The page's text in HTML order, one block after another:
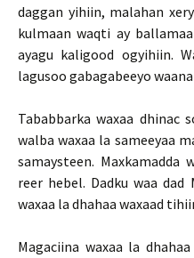
daggan yihiin, malahan
kulmaan waqti ay
ayagu kaligood ogyihiin.
lagusoo gabagabeeyo
Tababbarka waxaa dhinac
walba waxaa la sameeyaa
samaysteen. Maxkamadda
reer hebel. Dadku waa dad
waxaa la dhahaa waxaad
Magaciina waxaa la